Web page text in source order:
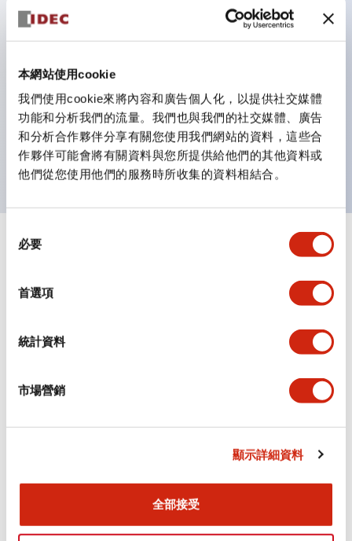
本網站使用cookie
我們使用cookie來將內容和廣告個人化，以提供社交媒體
功能和分析我們的流量。我們也與我們的社交媒體、廣告
和分析合作夥伴分享有關您使用我們網站的資料，這些合
作夥伴可能會將有關資料與您所提供給他們的其他資料或
他們從您使用他們的服務時所收集的資料相結合。
必要
首選項
統計資料
市場營銷
顯示詳細資料
全部接受
絲彈升端子構造且對應IP20 保護等級 。
一顆 LED 燈泡即可呈現六種顏色（LSRD 燈泡）。以往
需分色管理的 LED 燈泡，如今可用單一顆燈泡呈現多種
顏色。
主要機種已通過UL和CSA認證，並符合EN標準。
規格 顯示全部+
審美規範